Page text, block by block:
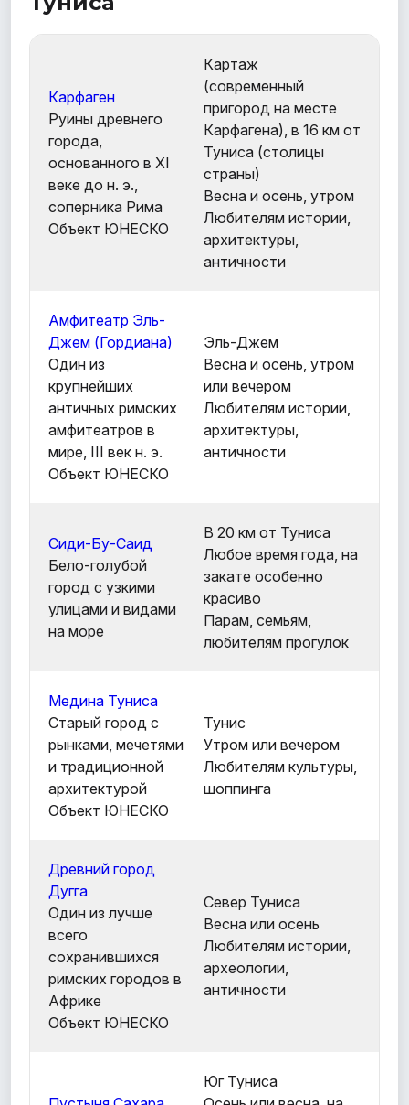
Карфаген
Руины древнего
города,
основанного в XI
веке до н. э.,
соперника Рима
Объект ЮНЕСКО
Картаж
(современный
пригород на месте
Карфагена), в 16 км от
Туниса (столицы
страны)
Весна и осень, утром
Любителям истории,
архитектуры,
античности
Амфитеатр Эль-
Джем (Гордиана)
Один из
крупнейших
античных римских
амфитеатров в
мире, III век н. э.
Объект ЮНЕСКО
Эль-Джем
Весна и осень, утром
или вечером
Любителям истории,
архитектуры,
античности
Сиди-Бу-Саид
Бело-голубой
город с узкими
улицами и видами
на море
В 20 км от Туниса
Любое время года, на
закате особенно
красиво
Парам, семьям,
любителям прогулок
Медина Туниса
Старый город с
рынками, мечетями
и традиционной
архитектурой
Объект ЮНЕСКО
Тунис
Утром или вечером
Любителям культуры,
шоппинга
Древний город
Дугга
Один из лучше
всего
сохранившихся
римских городов в
Африке
Объект ЮНЕСКО
Север Туниса
Весна или осень
Любителям истории,
археологии,
античности
Юг Туниса